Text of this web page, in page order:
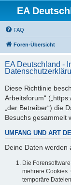
EA
FAQ
Foren-Übersicht
EA Deutschland -
Diese Richtlinie
Arbeitsforum“
„der Betreiber“) die
Besuchs gesammelt
UMFANG UND ART
Deine Daten werden
Die
mehrere Cookies.
temporäre